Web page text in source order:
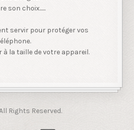
son choix......
servir pour protéger vos
à la taille de votre appareil.
Rights Reserved.